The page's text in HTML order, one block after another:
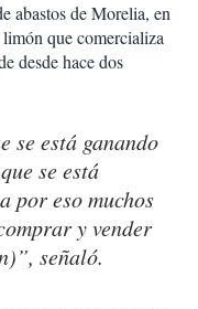
abastos de Morelia, en
que comercializa
desde hace dos
se está ganando
se está
por eso muchos
y vender
señaló.